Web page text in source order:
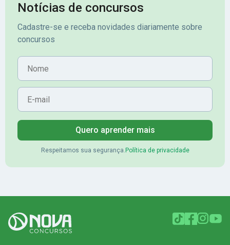
Notícias de concursos
Cadastre-se e receba novidades diariamente sobre
concursos
Nome
E-mail
Quero aprender mais
Respeitamos sua segurança. Política de privacidade